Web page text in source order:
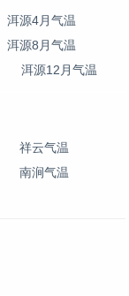
洱源4月气温
洱源8月气温
洱源12月气温
祥云气温
南涧气温